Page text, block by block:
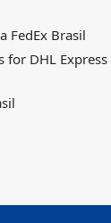
FedEx Brasil
for DHL Express